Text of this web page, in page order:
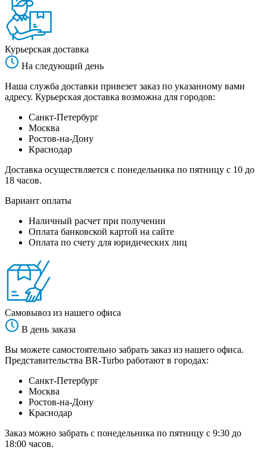
Курьерская доставка
На следующий день
Наша служба доставки привезет заказ по указанному вами
адресу. Курьерская доставка возможна для городов:
Санкт-Петербург
Москва
Ростов-на-Дону
Краснодар
Доставка осуществляется с понедельника по пятницу с 10 до
18 часов.
Вариант оплаты
Наличный расчет при получении
Оплата банковской картой на сайте
Оплата по счету для юридических лиц
Самовывоз из нашего офиса
В день заказа
Вы можете самостоятельно забрать заказ из нашего офиса.
Представительства BR-Turbo работают в городах:
Санкт-Петербург
Москва
Ростов-на-Дону
Краснодар
Заказ можно забрать с понедельника по пятницу с 9:30 до
18:00 часов.